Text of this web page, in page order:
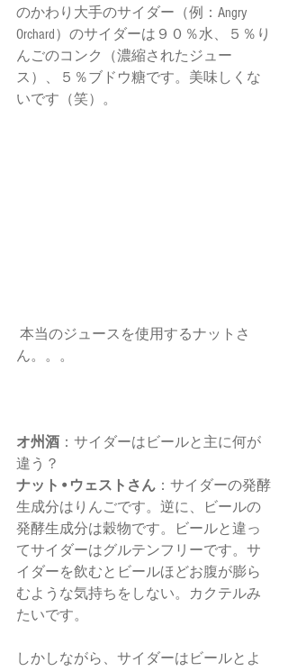
のかわり大手のサイダー（例：Angry
Orchard）のサイダーは９０％水、５％り
んごのコンク（濃縮されたジュー
ス）、５％ブドウ糖です。美味しくな
いです（笑）。
ん。。。
オ州酒 ：サイダーはビールと主に何が
違う？
ナット•ウェストさん ：サイダーの発酵
生成分はりんごです。逆に、ビールの
発酵生成分は穀物です。ビールと違っ
てサイダーはグルテンフリーです。サ
イダーを飲むとビールほどお腹が膨ら
むような気持ちをしない。カクテルみ
たいです。
しかしながら、サイダーはビールとよ